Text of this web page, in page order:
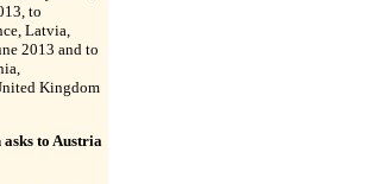
to
Latvia,
2013 and to
Kingdom
to Austria